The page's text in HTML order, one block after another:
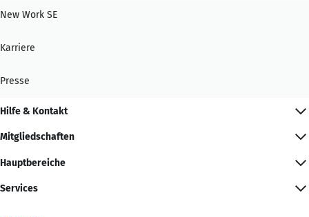
New Work SE
Karriere
Presse
Hilfe & Kontakt
Mitgliedschaften
Hauptbereiche
Services